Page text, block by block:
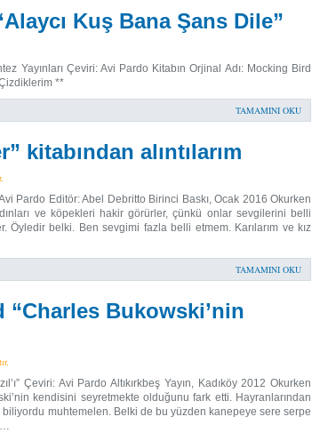
Kuş Bana Şans Dile”
Yayınları Çeviri: Avi Pardo Kitabın Orjinal Adı: Mocking Bird
**
TAMAMINI OKU
kitabından alıntılarım
Pardo Editör: Abel Debritto Birinci Baskı, Ocak 2016 Okurken
ve köpekleri hakir görürler, çünkü onlar sevgilerini belli
belki. Ben sevgimi fazla belli etmem. Karılarım ve kız
TAMAMINI OKU
“Charles Bukowski’nin
Çeviri: Avi Pardo Altıkırkbeş Yayın, Kadıköy 2012 Okurken
kendisini seyretmekte olduğunu fark etti. Hayranlarından
biliyordu muhtemelen. Belki de bu yüzden kanepeye sere serpe